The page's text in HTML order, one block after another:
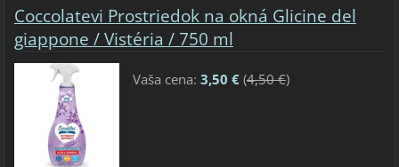
Coccolatevi Prostriedok na okná Glicine del
giappone / Vistéria / 750 ml
Vaša cena: 3,50 €(4,50 €)